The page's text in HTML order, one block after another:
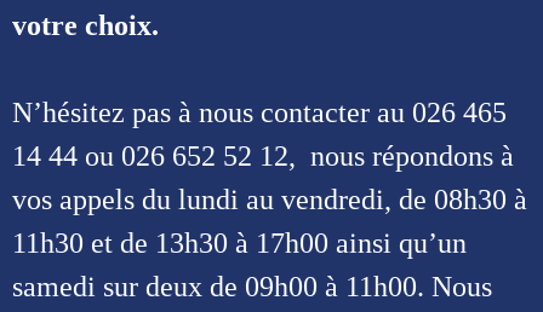
votre choix.
N’hésitez pas à nous contacter au 026 465
14 44 ou 026 652 52 12, nous répondons à
vos appels du lundi au vendredi, de 08h30 à
11h30 et de 13h30 à 17h00 ainsi qu’un
samedi sur deux de 09h00 à 11h00. Nous